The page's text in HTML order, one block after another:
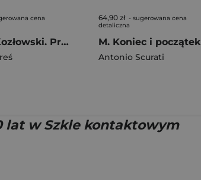
cena
Maciek Kozłowski. Przemytnik wolności
64,90 zł - sugerowana cena
detaliczna
M. Koniec i początek
Antonio Scurati
lat w Szkle kontaktowym